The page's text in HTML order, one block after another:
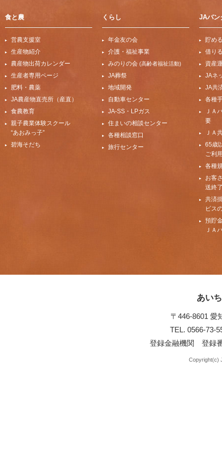
食と農
営農支援室
生産物紹介
農産物出荷カレンダー
生産者専用ページ
肥料・農薬
JA農産物直売所（産直）
食農教育
親子農業体験スクール
“あおみっ子”
碧海そだち
くらし
年金友の会
介護・福祉事業
みのりの会 (高齢者福祉活動)
JA葬祭
地域開発
自動車センター
JA-SS・LPガス
住まいの相談センター
各種相談窓口
旅行センター
JAバン
貯め
借り
資産
JAネ
JA共
各種
ＪＡ
要
ＪＡ
65歳
ご利
各種
お客
送終
共済
ビス
預貯
ＪＡ
あい
〒446-8601 愛
TEL. 0566-73-
登録金融機関 登録
Copyright(c)